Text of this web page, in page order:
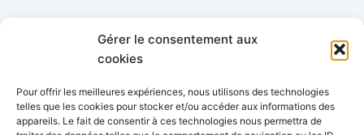
Gérer le consentement aux
cookies
Pour offrir les meilleures expériences, nous utilisons des technologies
telles que les cookies pour stocker et/ou accéder aux informations des
appareils. Le fait de consentir à ces technologies nous permettra de